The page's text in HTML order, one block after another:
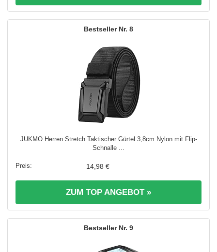
8
JUKMO Herren Stretch Taktischer Gürtel 3,8cm Nylon mit Flip-
Schnalle ...
14,98 €
ZUM TOP ANGEBOT »
9